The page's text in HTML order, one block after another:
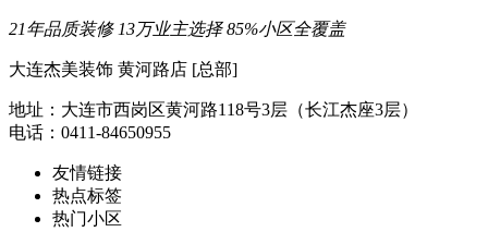
21年品质装修 13万业主选择 85%小区全覆盖
大连杰美装饰 黄河路店 [总部]
地址：大连市西岗区黄河路118号3层（长江杰座3层）
电话：0411-84650955
友情链接
热点标签
热门小区